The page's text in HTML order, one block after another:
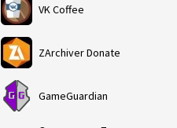
VK Coffee
ZArchiver Donate
GameGuardian